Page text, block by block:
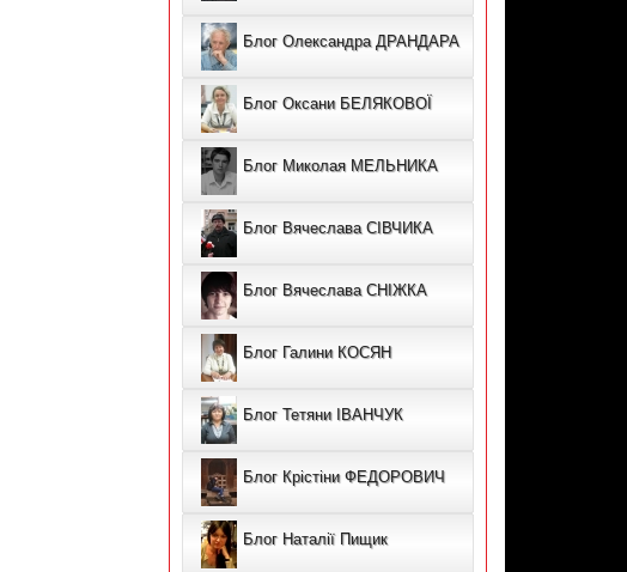
Блог Олександра ДРАНДАРА
Блог Оксани БЕЛЯКОВОЇ
Блог Миколая МЕЛЬНИКА
Блог Вячеслава CІВЧИКА
Блог Вячеслава СНІЖКА
Блог Галини КОСЯН
Блог Тетяни ІВАНЧУК
Блог Крістіни ФЕДОРОВИЧ
Блог Наталії Пищик